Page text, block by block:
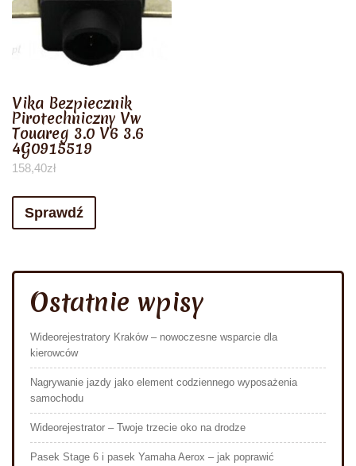
Vika Bezpiecznik
Pirotechniczny Vw
Touareg 3.0 V6 3.6
4G0915519
158,40zł
Sprawdź
Ostatnie wpisy
Wideorejestratory Kraków – nowoczesne wsparcie dla
kierowców
Nagrywanie jazdy jako element codziennego wyposażenia
samochodu
Wideorejestrator – Twoje trzecie oko na drodze
Pasek Stage 6 i pasek Yamaha Aerox – jak poprawić